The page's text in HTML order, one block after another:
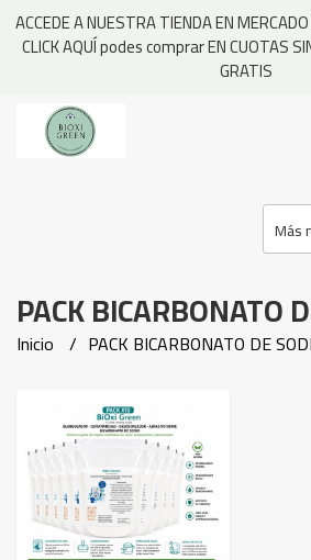
ACCEDE A NUESTRA TIENDA EN
CLICK AQUÍ podes comprar EN CUOTAS
GRATIS
PACK BICARBONATO
Inicio PACK BICARBONATO DE